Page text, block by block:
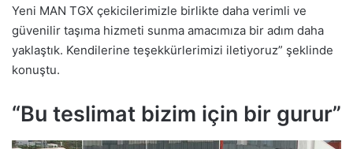
Yeni MAN TGX çekicilerimizle birlikte daha verimli ve
güvenilir taşıma hizmeti sunma amacımıza bir adım daha
yaklaştık. Kendilerine teşekkürlerimizi iletiyoruz” şeklinde
konuştu.
“Bu teslimat bizim için bir gurur”